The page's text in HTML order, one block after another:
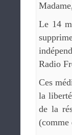
Le 14
Radio
Ces
la
de la
(comme